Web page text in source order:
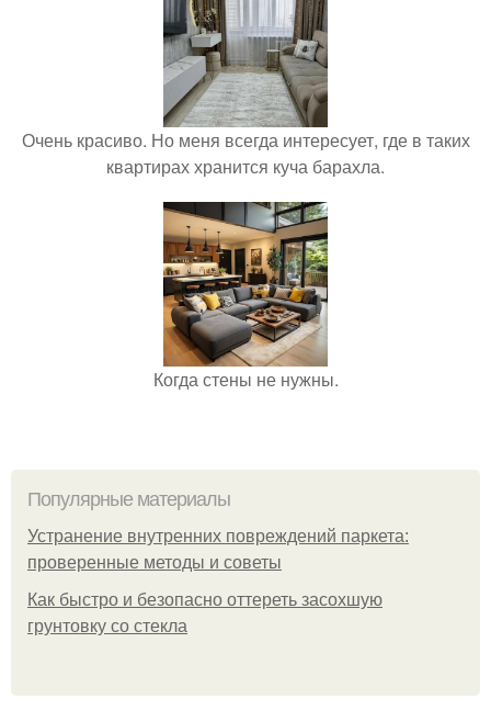
Очень красиво. Но меня всегда интересует, где в таких
квартирах хранится куча барахла.
Когда стены не нужны.
Популярные материалы
Устранение внутренних повреждений паркета:
проверенные методы и советы
Как быстро и безопасно оттереть засохшую
грунтовку со стекла